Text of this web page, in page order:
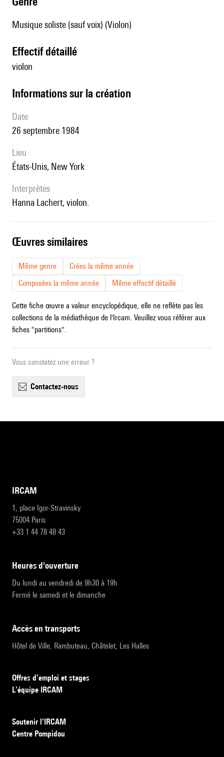
Musique soliste (sauf voix) (Violon)
effectif détaillé
violon
informations sur la création
date
26 septembre 1984
lieu
États-Unis, New York
interprètes
Hanna Lachert, violon.
œuvres similaires
Même genre
Crées la même année
Composées la même année
Même effectif détaillé
Cette fiche œuvre a valeur encyclopédique, elle ne reflète pas les
collections de la médiathèque de l'Ircam. Veuillez vous référer aux
fiches "partitions".
Vous constatez une erreur ?
contactez-nous
IRCAM
1, place Igor-Stravinsky
75004 Paris
+33 1 44 78 48 43
heures d'ouverture
Du lundi au vendredi de 9h30 à 19h
Fermé le samedi et le dimanche
accès en transports
Hôtel de Ville, Rambuteau, Châtelet, Les Halles
Offres d’emploi et stages
L’équipe IRCAM
Soutenir l’IRCAM
Centre Pompidou